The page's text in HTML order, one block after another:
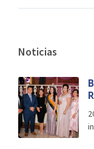
Noticias
in